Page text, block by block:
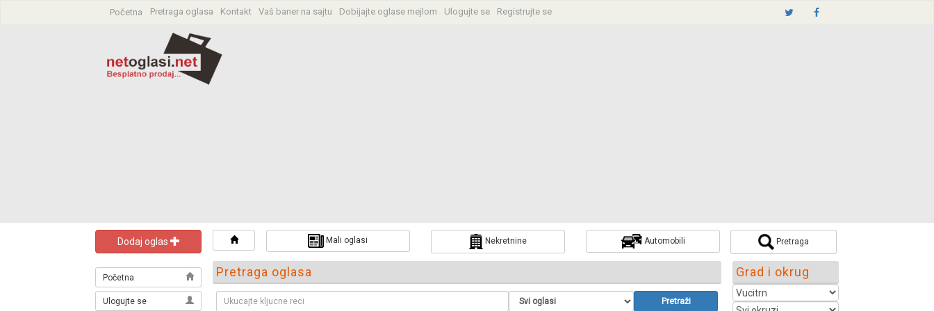
Početna Pretraga oglasa Kontakt Vaš baner na sajtu Dobijajte oglase mejlom Ulogujte se Registrujte se
Dodaj oglas
Početna
Ulogujte se
Mali oglasi Nekretnine Automobili Pretraga
Pretraga oglasa
Pretraži
Grad i okrug